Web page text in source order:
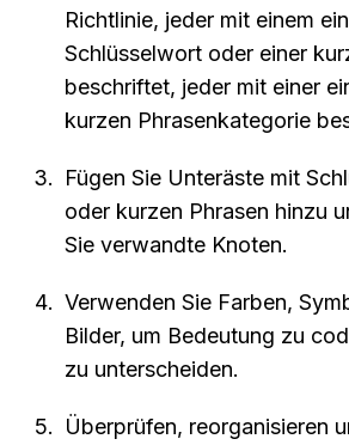
Richtlinie, jeder mit einem
Schlüsselwort oder einer
beschriftet, jeder mit einer
kurzen Phrasenkategorie
Fügen Sie Unteräste mit
oder kurzen Phrasen hinzu
Sie verwandte Knoten.
Verwenden Sie Farben,
Bilder, um Bedeutung zu
zu unterscheiden.
Überprüfen, reorganisieren